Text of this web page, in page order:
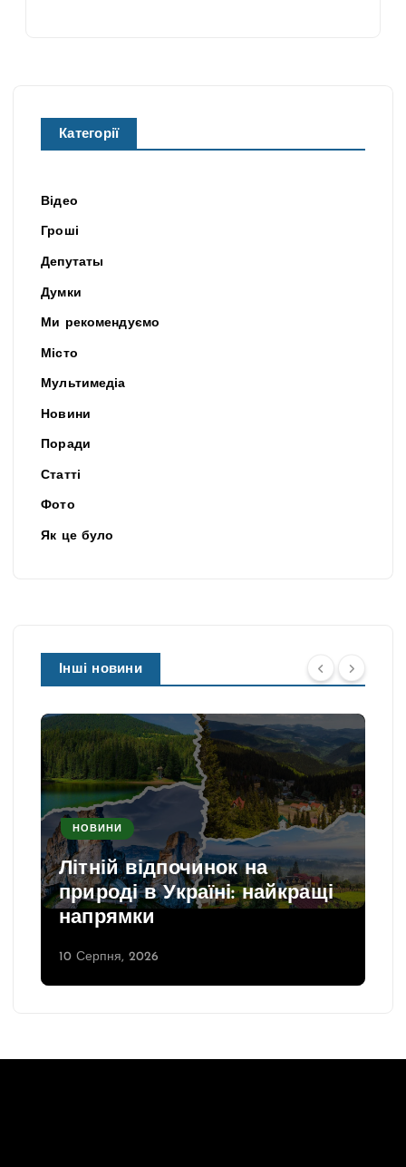
Категорії
Відео
Гроші
Депутаты
Думки
Ми рекомендуємо
Місто
Мультимедіа
Новини
Поради
Статті
Фото
Як це було
Інші новини
НОВИНИ
Літній відпочинок на
природі в Україні: найкращі
напрямки
10 Серпня, 2026